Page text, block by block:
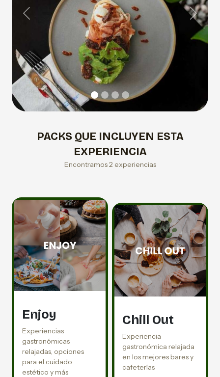
Previous Next
PACKS QUE INCLUYEN ESTA
EXPERIENCIA
Encontramos 2 experiencias
Enjoy
Experiencias
gastronómicas
relajadas, opciones
para el cuidado
estético y más
Chill Out
Experiencia
gastronómica relajada
en los mejores bares y
cafeterías